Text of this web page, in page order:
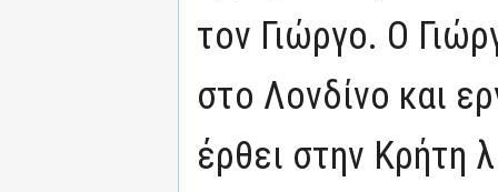
τον Γιώργο. Ο
στο Λονδίνο και
έρθει στην Κρήτη